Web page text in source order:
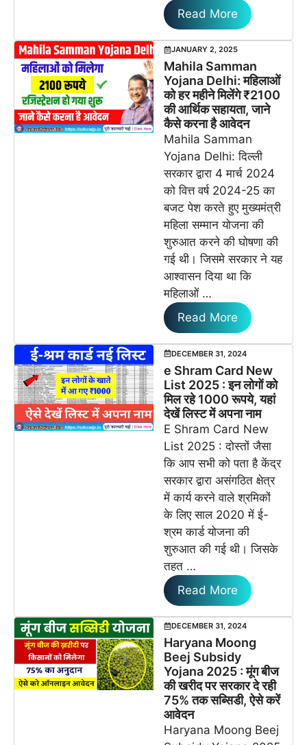
Read More
JANUARY 2, 2025
Mahila Samman
Yojana Delhi: महिलाओं
को हर महीने मिलेंगे ₹2100
की आर्थिक सहायता, जाने
कैसे करना है आवेदन
Mahila Samman
Yojana Delhi: दिल्ली
सरकार द्वारा 4 मार्च 2024
को वित्त वर्ष 2024-25 का
बजट पेश करते हुए मुख्यमंत्री
महिला सम्मान योजना की
शुरुआत करने की घोषणा की
गई थी। जिसमे सरकार ने यह
आश्वासन दिया था कि
महिलाओं …
Read More
DECEMBER 31, 2024
e Shram Card New
List 2025 : इन लोगों को
मिल रहे 1000 रूपये, यहां
देखें लिस्ट में अपना नाम
E Shram Card New
List 2025 : दोस्तों जैसा
कि आप सभी को पता है केंद्र
सरकार द्वारा असंगठित क्षेत्र
में कार्य करने वाले श्रमिकों
के लिए साल 2020 में ई-
श्रम कार्ड योजना की
शुरुआत की गई थी। जिसके
तहत …
Read More
DECEMBER 31, 2024
Haryana Moong
Beej Subsidy
Yojana 2025 : मूंग बीज
की खरीद पर सरकार दे रही
75% तक सब्सिडी, ऐसे करें
आवेदन
Haryana Moong Beej